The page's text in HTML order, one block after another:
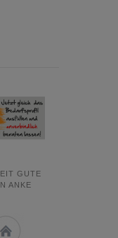
GUTE
ANKE